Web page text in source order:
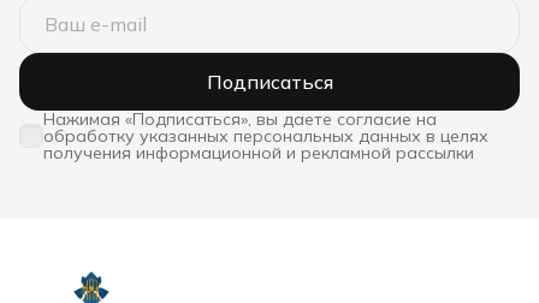
Подписаться
Нажимая «Подписаться», вы даете согласие на
обработку указанных персональных данных в целях
получения информационной и рекламной рассылки